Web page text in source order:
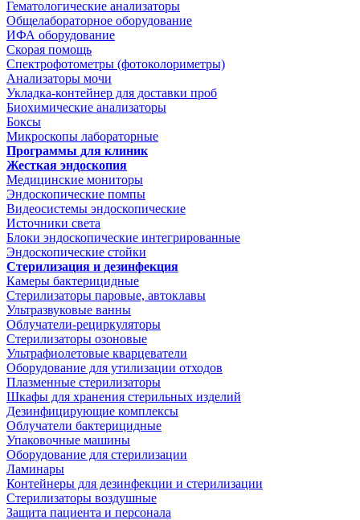
Гематологические анализаторы
Общелабораторное оборудование
ИФА оборудование
Скорая помощь
Спектрофотометры (фотоколориметры)
Анализаторы мочи
Укладка-контейнер для доставки проб
Биохимические анализаторы
Боксы
Микроскопы лабораторные
Программы для клиник
Жесткая эндоскопия
Медицинские мониторы
Эндоскопические помпы
Видеосистемы эндоскопические
Источники света
Блоки эндоскопические интегрированные
Эндоскопические стойки
Стерилизация и дезинфекция
Камеры бактерицидные
Стерилизаторы паровые, автоклавы
Ультразвуковые ванны
Облучатели-рециркуляторы
Стерилизаторы озоновые
Ультрафиолетовые кварцеватели
Оборудование для утилизации отходов
Плазменные стерилизаторы
Шкафы для хранения стерильных изделий
Дезинфицирующие комплексы
Облучатели бактерицидные
Упаковочные машины
Оборудование для стерилизации
Ламинары
Контейнеры для дезинфекции и стерилизации
Стерилизаторы воздушные
Защита пациента и персонала